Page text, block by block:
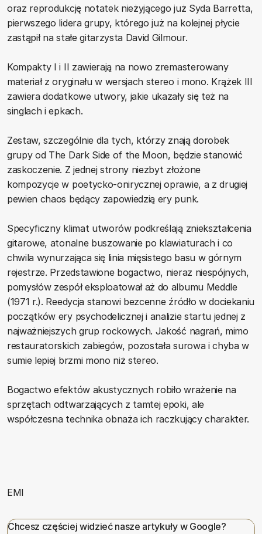
oraz reprodukcję notatek nieżyjącego już Syda Barretta,
pierwszego lidera grupy, którego już na kolejnej płycie
zastąpił na stałe gitarzysta David Gilmour.
Kompakty I i II zawierają na nowo zremasterowany
materiał z oryginału w wersjach stereo i mono. Krążek III
zawiera dodatkowe utwory, jakie ukazały się też na
singlach i epkach.
Zestaw, szczególnie dla tych, którzy znają dorobek
grupy od The Dark Side of the Moon, będzie stanowić
zaskoczenie. Z jednej strony niezbyt złożone
kompozycje w poetycko-onirycznej oprawie, a z drugiej
pewien chaos będący zapowiedzią ery punk.
Specyficzny klimat utworów podkreślają zniekształcenia
gitarowe, atonalne buszowanie po klawiaturach i co
chwila wynurzająca się linia mięsistego basu w górnym
rejestrze. Przedstawione bogactwo, nieraz niespójnych,
pomysłów zespół eksploatował aż do albumu Meddle
(1971 r.). Reedycja stanowi bezcenne źródło w dociekaniu
początków ery psychodelicznej i analizie startu jednej z
najważniejszych grup rockowych. Jakość nagrań, mimo
restauratorskich zabiegów, pozostała surowa i chyba w
sumie lepiej brzmi mono niż stereo.
Bogactwo efektów akustycznych robiło wrażenie na
sprzętach odtwarzających z tamtej epoki, ale
współczesna technika obnaża ich raczkujący charakter.
EMI
Chcesz częściej widzieć nasze artykuły w Google?